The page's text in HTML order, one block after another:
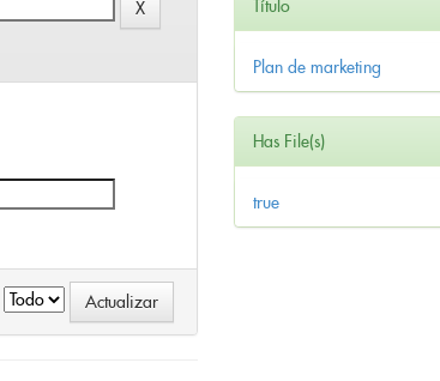
Título
Plan de marketing
Has File(s)
true